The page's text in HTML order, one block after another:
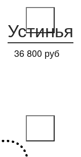
36 800 руб
Устинья